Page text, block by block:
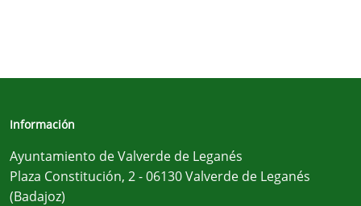
Información
Ayuntamiento de Valverde de Leganés
Plaza Constitución, 2 - 06130 Valverde de Leganés
(Badajoz)